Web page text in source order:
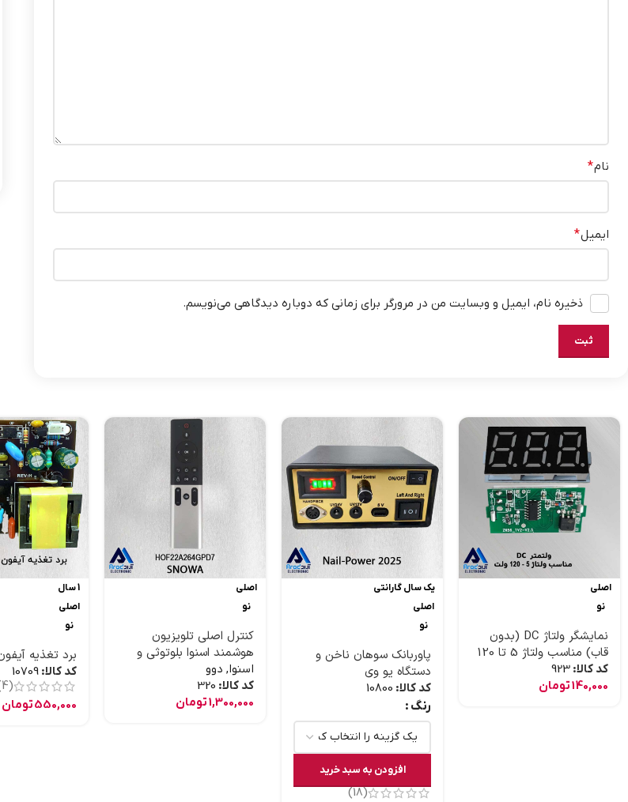
نام*
ایمیل*
ذخیره نام، ایمیل و وبسایت من در مرورگر برای زمانی که دوباره دیدگاهی می‌نویسم.
اصلی
نو
نمایشگر ولتاژ DC (بدون
قاب) مناسب ولتاژ 5 تا 120
ولت
کد کالا: 923
140,000تومان
یک سال گارانتی
اصلی
نو
پاوربانک سوهان ناخن و
دستگاه یو وی
کد کالا: 10800
رنگ
افزودن به سبد خرید
(18)
اصلی
نو
کنترل اصلی تلویزیون
هوشمند اسنوا بلوتوثی و
موس دار و جستجوی صوتی
اسنوا, دوو
کد کالا: 320
1,300,000تومان
1 سال
اصلی
نو
برد تغذیه
کد کالا: 10709
(4)
550,000تومان